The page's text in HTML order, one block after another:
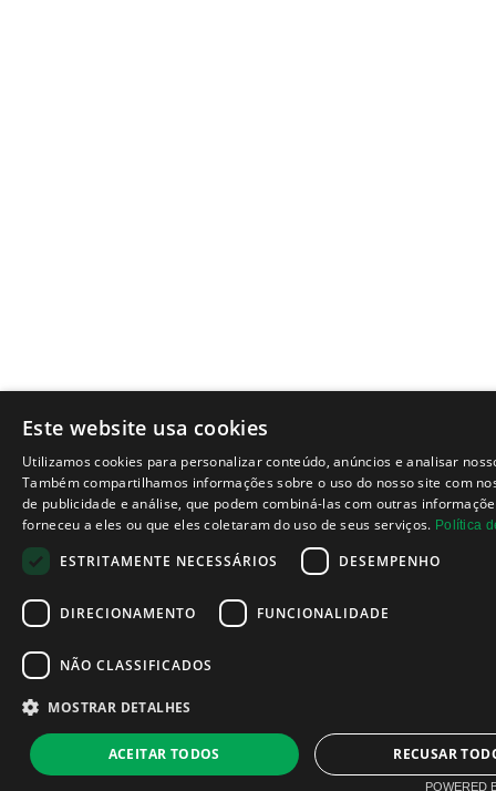
Este website usa cookies
Utilizamos cookies para personalizar conteúdo, anúncios e analisar
Também compartilhamos informações sobre o uso do nosso site com
de publicidade e análise, que podem combiná-las com outras
forneceu a eles ou que eles coletaram do uso de seus serviços. Política
ESTRITAMENTE NECESSÁRIOS DESEMPENHO
DIRECIONAMENTO FUNCIONALIDADE
NÃO CLASSIFICADOS
MOSTRAR DETALHES
ACEITAR TODOS RECUSAR
POWERED